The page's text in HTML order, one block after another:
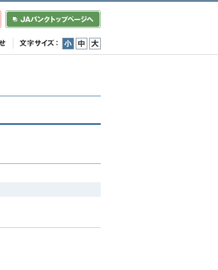
小 中 大